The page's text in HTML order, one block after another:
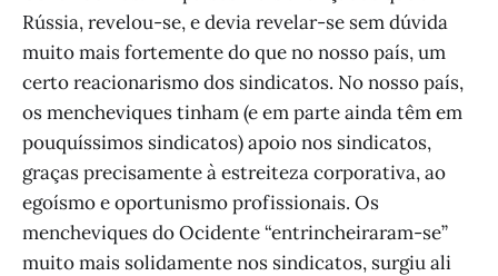
Rússia, revelou-se, e devia revelar-se sem dúvida
muito mais fortemente do que no nosso país, um
certo reacionarismo dos sindicatos. No nosso país,
os mencheviques tinham (e em parte ainda têm em
pouquíssimos sindicatos) apoio nos sindicatos,
graças precisamente à estreiteza corporativa, ao
egoísmo e oportunismo profissionais. Os
mencheviques do Ocidente “entrincheiraram-se”
muito mais solidamente nos sindicatos, surgiu ali